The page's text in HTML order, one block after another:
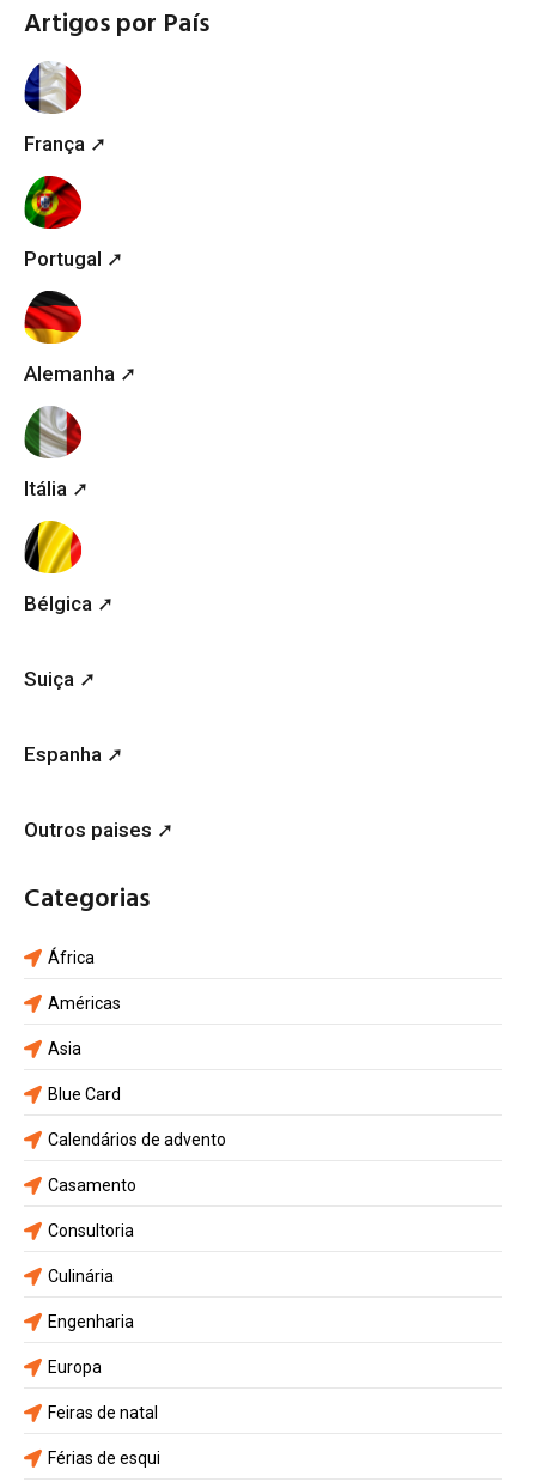
Artigos por País
França ➚
Portugal ➚
Alemanha ➚
Itália ➚
Bélgica ➚
Suiça ➚
Espanha ➚
Outros paises ➚
Categorias
África
Américas
Asia
Blue Card
Calendários de advento
Casamento
Consultoria
Culinária
Engenharia
Europa
Feiras de natal
Férias de esqui